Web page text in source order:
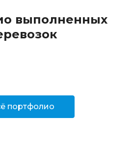
выполненных
портфолио